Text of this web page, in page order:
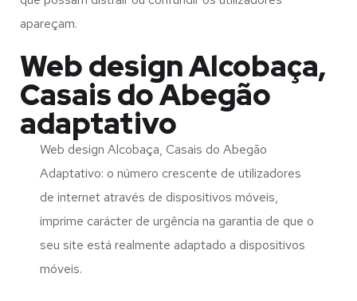
apareçam.
Web design Alcobaça,
Casais do Abegão
adaptativo
Web design Alcobaça, Casais do Abegão
Adaptativo: o número crescente de utilizadores
de internet através de dispositivos móveis,
imprime carácter de urgência na garantia de que o
seu site está realmente adaptado a dispositivos
móveis.